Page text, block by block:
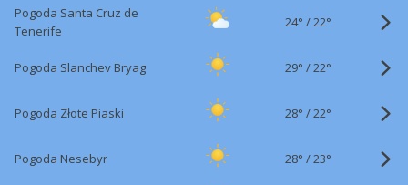
Pogoda Santa Cruz de
Tenerife
24° /22°
Pogoda Slanchev Bryag 29° /22°
Pogoda Złote Piaski 28° /22°
Pogoda Nesebyr 28° /23°